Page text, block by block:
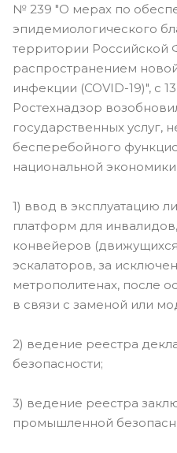
№ 239 "О мерах по
эпидемиологического
территории Российской
распространением
инфекции (COVID-19)", с
Ростехнадзор
государственных услуг,
бесперебойного
национальной экономики:
1) ввод в эксплуатацию
платформ для
конвейеров
эскалаторов, за
метрополитенах, после
в связи с заменой или
2) ведение реестра
безопасности;
3) ведение реестра
промышленной